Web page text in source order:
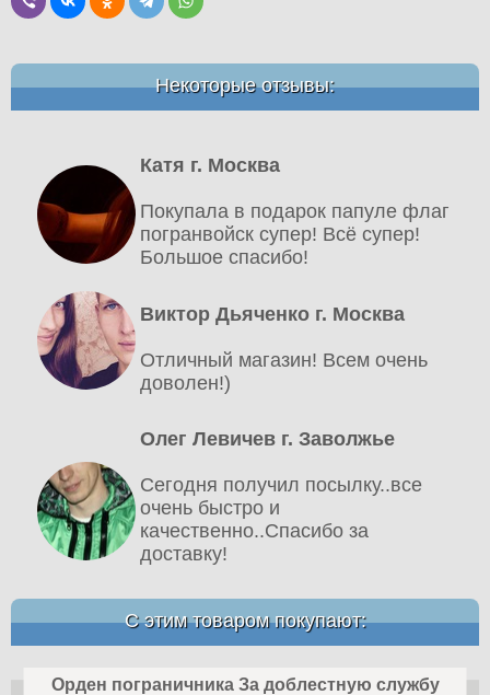
Некоторые отзывы:
Катя г. Москва
Покупала в подарок папуле флаг
погранвойск супер! Всё супер!
Большое спасибо!
Виктор Дьяченко г. Москва
Отличный магазин! Всем очень
доволен!)
Олег Левичев г. Заволжье
Сегодня получил посылку..все
очень быстро и
качественно..Спасибо за
доставку!
С этим товаром покупают:
Орден пограничника За доблестную службу